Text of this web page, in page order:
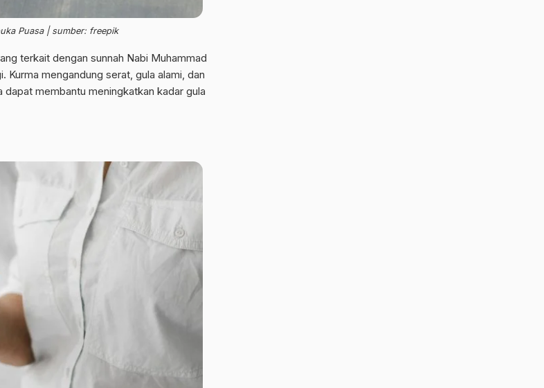
Puasa | sumber: freepik
terkait dengan sunnah Nabi Muhammad
Kurma mengandung serat, gula alami, dan
membantu meningkatkan kadar gula